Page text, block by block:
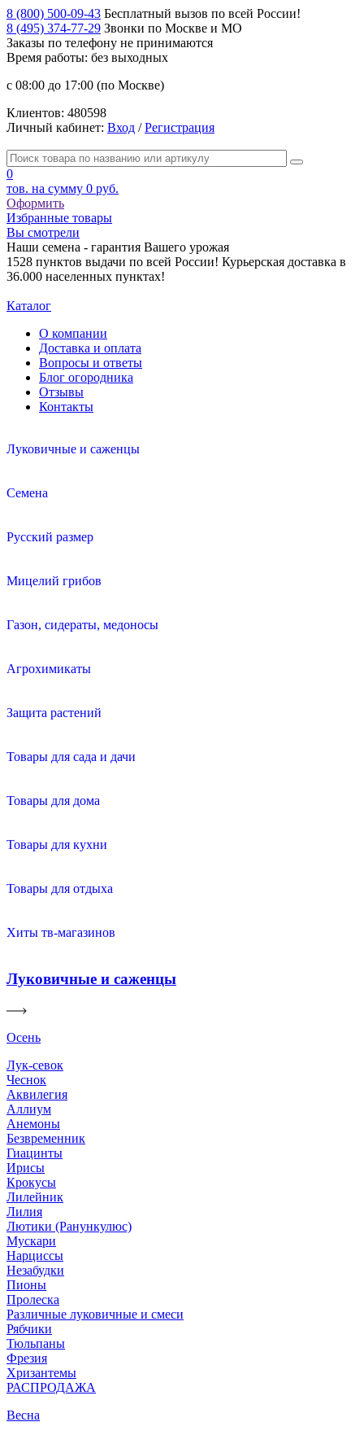
8 (800) 500-09-43 Бесплатный вызов по всей России!
8 (495) 374-77-29 Звонки по Москве и МО
Заказы по телефону не принимаются
Время работы: без выходных
с 08:00 до 17:00 (по Москве)
Клиентов: 480598
Личный кабинет: Вход /Регистрация
0
тов. на сумму 0 руб.
Оформить
Избранные товары
Вы смотрели
Наши семена - гарантия Вашего урожая
1528 пунктов выдачи по всей России! Курьерская доставка в
36.000 населенных пунктах!
Каталог
О компании
Доставка и оплата
Вопросы и ответы
Блог огородника
Отзывы
Контакты
Луковичные и саженцы
Семена
Русский размер
Мицелий грибов
Газон, сидераты, медоносы
Агрохимикаты
Защита растений
Товары для сада и дачи
Товары для дома
Товары для кухни
Товары для отдыха
Хиты тв-магазинов
Луковичные и саженцы
Осень
Лук-севок
Чеснок
Аквилегия
Аллиум
Анемоны
Безвременник
Гиацинты
Ирисы
Крокусы
Лилейник
Лилия
Лютики (Ранункулюс)
Мускари
Нарцисcы
Незабудки
Пионы
Пролеска
Различные луковичные и смеси
Рябчики
Тюльпаны
Фрезия
Хризантемы
РАСПРОДАЖА
Весна